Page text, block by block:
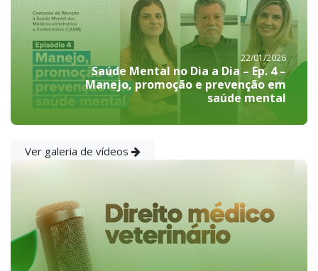
22/01/2026
Saúde Mental no Dia a Dia – Ep. 4 –
Manejo, promoção e prevenção em
saúde mental
Ver galeria de vídeos